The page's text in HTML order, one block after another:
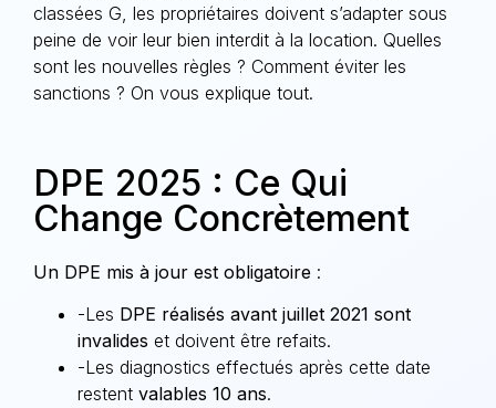
classées G , les propriétaires doivent s’adapter sous
peine de voir leur bien interdit à la location. Quelles
sont les nouvelles règles ? Comment éviter les
sanctions ? On vous explique tout.
DPE 2025 : Ce Qui
Change Concrètement
Un DPE mis à jour est obligatoire :
-Les DPE réalisés avant juillet 2021 sont
invalides et doivent être refaits.
-Les diagnostics effectués après cette date
restent valables 10 ans.